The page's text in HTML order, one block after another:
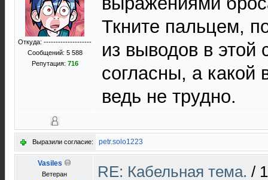
Откуда: --------------------
Сообщений: 5 588
Репутация: 716
Ткните пальцем,
из выводов в этой
согласны, а
ведь не трудно.
Выразили согласие: petr.solo1223
Vasiles
Ветеран RE: Кабельная тема. /